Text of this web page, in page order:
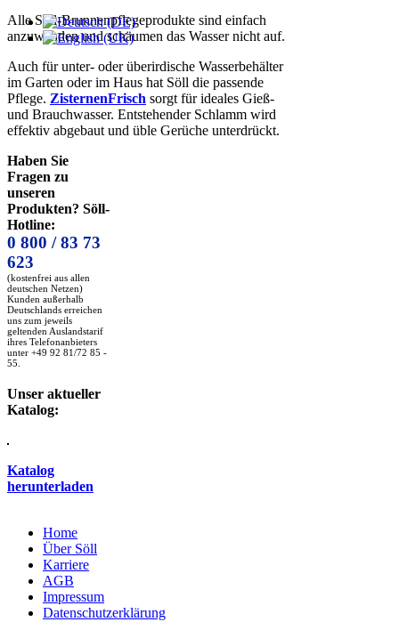
Alle Söll-Brunnenpflegeprodukte sind einfach
anzuwenden und schäumen das Wasser nicht auf.
Auch für unter- oder überirdische Wasserbehälter
im Garten oder im Haus hat Söll die passende
Pflege. ZisternenFrisch sorgt für ideales Gieß-
und Brauchwasser. Entstehender Schlamm wird
effektiv abgebaut und üble Gerüche unterdrückt.
Haben Sie
Fragen zu
unseren
Produkten? Söll-
Hotline:
0 800 / 83 73
623
(kostenfrei aus allen
deutschen Netzen)
Kunden außerhalb
Deutschlands erreichen
uns zum jeweils
geltenden Auslandstarif
ihres Telefonanbieters
unter +49 92 81/72 85 -
55.
Unser aktueller
Katalog:
Katalog
herunterladen
Home
Über Söll
Karriere
AGB
Impressum
Datenschutzerklärung